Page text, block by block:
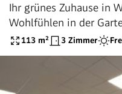
Ihr grünes Zuhause in
Wohlfühlen in der
Neugebäude
113 m² 3 Zimmer